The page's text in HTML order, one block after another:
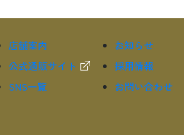
店舗案内
公式通販サイト
SNS一覧
お知らせ
採用情報
お問い合わせ